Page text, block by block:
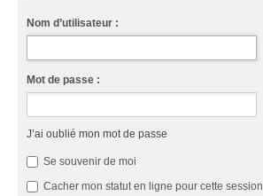
Nom d’utilisateur :
Mot de passe :
J’ai oublié mon mot de passe
Se souvenir de moi
Cacher mon statut en ligne pour cette session